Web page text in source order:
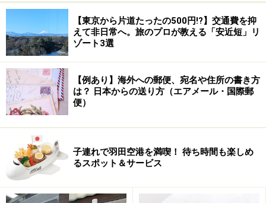
【東京から片道たったの500円!?】交通費を抑
えて非日常へ。旅のプロが教える「安近短」リ
ゾート3選
【例あり】海外への郵便、宛名や住所の書き方
は？ 日本からの送り方（エアメール・国際郵
便）
子連れで羽田空港を満喫！ 待ち時間も楽しめ
るスポット＆サービス